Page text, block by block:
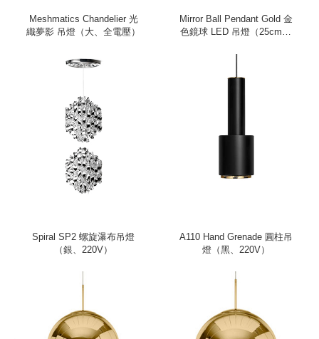
Meshmatics Chandelier 光
織夢影 吊燈（大、全電壓）
Mirror Ball Pendant Gold 金
色鏡球 LED 吊燈（25cm、
Spiral SP2 螺旋瀑布吊燈
（銀、220V）
A110 Hand Grenade 圓柱吊
燈（黑、220V）